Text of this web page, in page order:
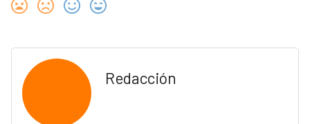
Redacción